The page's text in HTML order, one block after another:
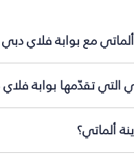
مع بوابة فلاي
التي تقدّمها بوابة
ألماتي؟